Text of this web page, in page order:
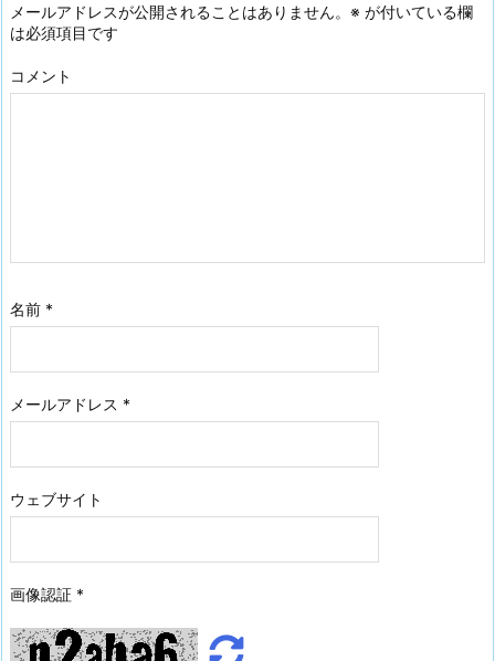
メールアドレスが公開されることはありません。 ※ が付いている欄
は必須項目です
コメント
名前 *
メールアドレス *
ウェブサイト
画像認証 *